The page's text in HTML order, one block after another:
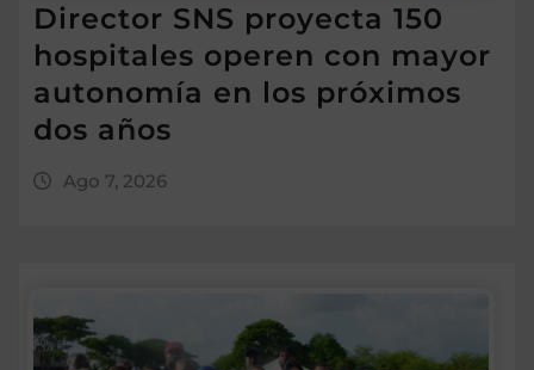
Director SNS proyecta 150
hospitales operen con mayor
autonomía en los próximos
dos años
Ago 7, 2026